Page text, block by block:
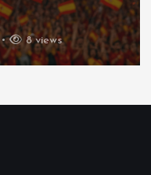
8 views